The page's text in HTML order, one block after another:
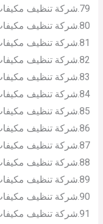
79.شركة تنظيف مكيفات بحي الياسمين الشرقي بالرياض
80.شركة تنظيف مكيفات بحي الريان بالرياض
81.شركة تنظيف مكيفات بحي الوادي الغربي بالرياض
82.شركة تنظيف مكيفات بحي الرحاب بالرياض
83.شركة تنظيف مكيفات بحي مشرفة بالرياض
84.شركة تنظيف مكيفات بحي العليا الشمالية بالرياض
85.شركة تنظيف مكيفات بحي المغرزات بالرياض
86.شركة تنظيف مكيفات بحي الحطيم بالرياض
87.شركة تنظيف مكيفات بحي الملك فيصل بالرياض
88.شركة تنظيف مكيفات بحي السويدي الغربي بالرياض
89.شركة تنظيف مكيفات بحي الجامعيين بالرياض
90.شركة تنظيف مكيفات بحي القصر بالرياض
91.شركة تنظيف مكيفات بحي الصفا بالرياض